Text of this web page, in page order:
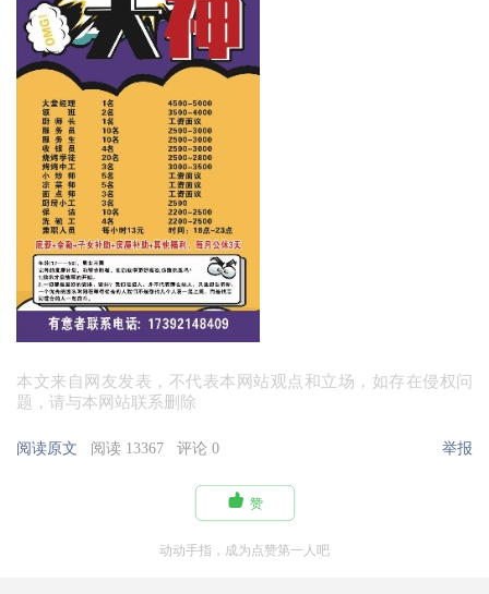
本文来自网友发表，不代表本网站观点和立场，如存在侵权问
题，请与本网站联系删除
阅读原文 阅读 13367 评论 0 举报
 赞
动动手指，成为点赞第一人吧